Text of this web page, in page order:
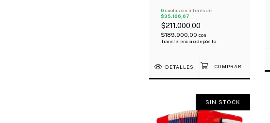
Reforzada Oferta!
6 cuotas sin interés de
$35.166,67
$211.000,00
$189.900,00 con
Transferencia o depósito
DETALLES
SIN STOCK